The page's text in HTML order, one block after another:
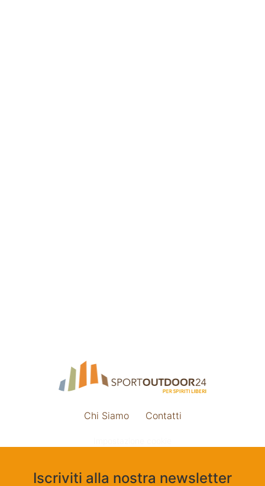
Chi Siamo Contatti
Iscriviti alla nostra newsletter